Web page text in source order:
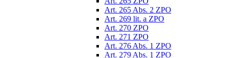
Art. 265 Abs. 2 ZPO
Art. 269 lit. a ZPO
Art. 270 ZPO
Art. 271 ZPO
Art. 276 Abs. 1 ZPO
Art. 279 Abs. 1 ZPO